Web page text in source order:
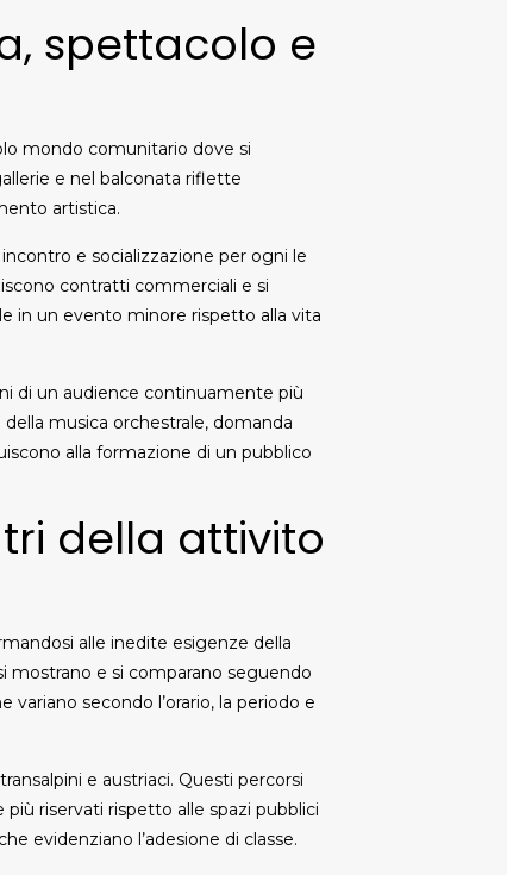
spettacolo e
mondo comunitario dove si
e nel balconata riflette
artistica.
e socializzazione per ogni le
contratti commerciali e si
in un evento minore rispetto alla vita
di un audience continuamente più
musica orchestrale, domanda
alla formazione di un pubblico
della attivito
alle inedite esigenze della
mostrano e si comparano seguendo
secondo l’orario, la periodo e
e austriaci. Questi percorsi
riservati rispetto alle spazi pubblici
evidenziano l’adesione di classe.